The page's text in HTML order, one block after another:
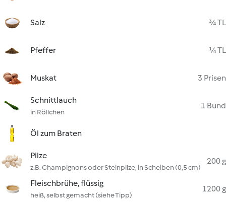
Salz ¾ TL
Pfeffer ¼ TL
Muskat 3 Prisen
Schnittlauch
in Röllchen
1 Bund
Öl zum Braten
Pilze
z.B. Champignons oder Steinpilze, in Scheiben (0,5 cm)
200 g
Fleischbrühe, flüssig
heiß, selbst gemacht (siehe Tipp)
1200 g